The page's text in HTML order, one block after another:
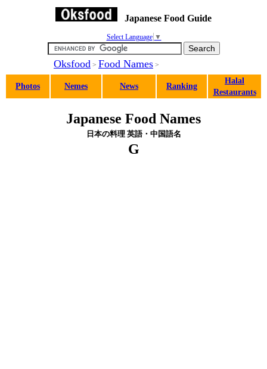
Japanese Food Guide
Select Language ▼
Oksfood > Food Names >
Photos Nemes News Ranking
Halal
Restaurants
Japanese Food Names
日本の料理 英語・中国語名
G